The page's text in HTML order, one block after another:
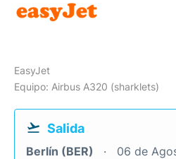
EasyJet
Equipo: Airbus A320 (sharklets)
Salida
Berlín (BER) 06 de